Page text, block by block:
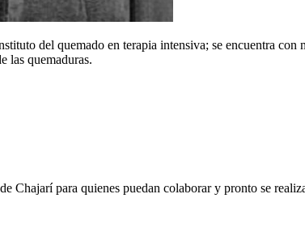
del quemado en terapia intensiva; se encuentra con
las quemaduras.
Chajarí para quienes puedan colaborar y pronto se